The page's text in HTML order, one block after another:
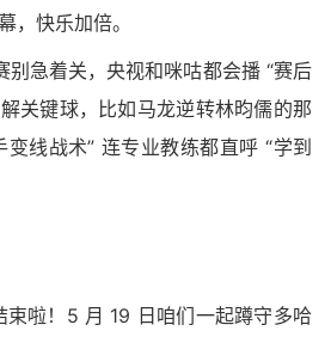
，快乐加倍。
别急着关，央视和咪咕都会播 “赛后
关键球，比如马龙逆转林昀儒的那
线战术” 连专业教练都直呼 “学到
束啦！5 月 19 日咱们一起蹲守多哈